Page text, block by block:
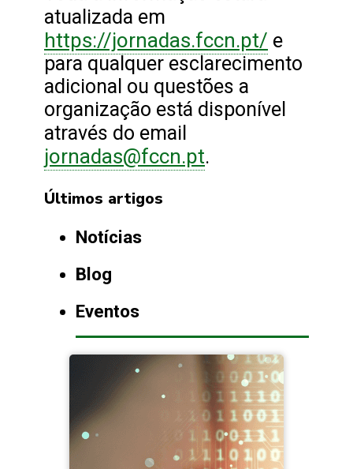
atualizada em
https://jornadas.fccn.pt/ e
para qualquer esclarecimento
adicional ou questões a
organização está disponível
através do email
jornadas@fccn.pt.
Últimos artigos
Notícias
Blog
Eventos